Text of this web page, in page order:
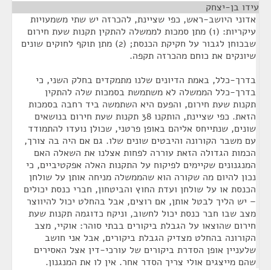
עידו בן-יצחק
אדוני היושב-ראש, כפי שציינת, להכרזה יש שתי משמעויות
עיקריות: (1) מתן סמכות לממשלה להתקין תקנות שעת חירום
שבכוחן לגבור על חקיקת הכנסת; (2) מתן תוקף לחוקים שונים
שיונקים את כוחם מהכרזה תקפה.
בדרך-כלל, באמת הדיונים שלנו מתמקדים בחלק השני, כי
בדרך-כלל הממשלה לא משתמשת בסמכות שלה להתקין
תקנות שעת חירום, והפעם היא השתמשה ביד רחבה בסמכות
הזאת. כפי שציינת, הותקנו 38 תקנות שעת חירום בנושאים
שונים, שנתייחס אליהם באופן פרטני, שכולן נועדו להתמודד
עם משבר הקורונה והיבטים שונים שלו. גם אם היה בה צורך,
הכמות הגדולה הזאת עוררה לפחות אצלנו את השאלה האם
המנגנונים שקיימים לפיקוח על התקנות האלה אפקטיביים, כי
נכון להיום מה שקורה הוא שהממשלה מניחה אותן על שולחן
הכנסת או על שולחן ועדת החוץ והביטחון, חברי כנסת יכולים
– יש הליך לבטל אותן, אם רוצים, אבל בהחלט יכול להיווצר
מצב שבו חבר כנסת יכול לחשוב, וניקח כדוגמה תקנות שעת
חירום שהוצאו על הגבלת ביקורים בבתי סוהר: אוקיי, מצב
הקורונה בהחלט מצדיק הגבלת ביקורים, אבל אני חושב
שלעניין אופן הסדרת ביקורים של עורכי-דין אצל האסירים
שהם מייצגים אולי צריך הסדר אחר. אין לו את המנגנון.